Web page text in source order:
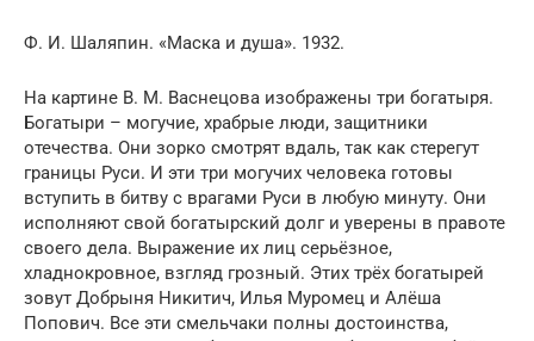
Ф. И. Шаляпин. «Маска и душа». 1932.
На картине В. М. Васнецова изображены три богатыря.
Богатыри – могучие, храбрые люди, защитники
отечества. Они зорко смотрят вдаль, так как стерегут
границы Руси. И эти три могучих человека готовы
вступить в битву с врагами Руси в любую минуту. Они
исполняют свой богатырский долг и уверены в правоте
своего дела. Выражение их лиц серьёзное,
хладнокровное, взгляд грозный. Этих трёх богатырей
зовут Добрыня Никитич, Илья Муромец и Алёша
Попович. Все эти смельчаки полны достоинства,